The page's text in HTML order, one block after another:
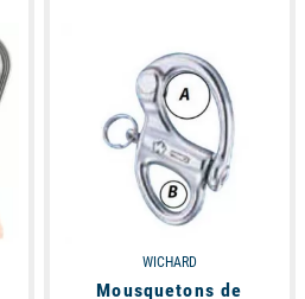
WICHARD
Mousquetons de